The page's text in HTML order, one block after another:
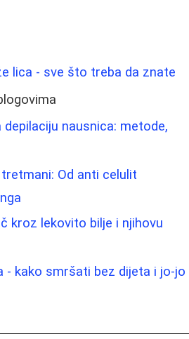
lica - sve što treba da znate
nausnica: metode,
Od anti celulit
kroz lekovito bilje i njihovu
- kako smršati bez dijeta i jo-jo